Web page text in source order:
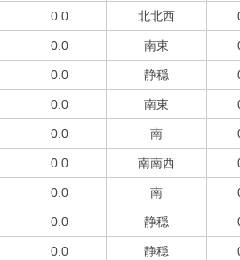
0.0 北北西
0.0 南東
0.0 静穏
0.0 南東
0.0 南
0.0 南南西
0.0 南
0.0 静穏
0.0 静穏